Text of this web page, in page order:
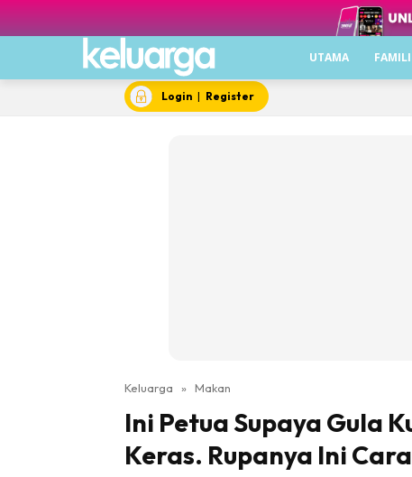
UTAMA FAMILI
Login | Register
Keluarga » Makan
Ini Petua Supaya Gula
Keras. Rupanya Ini